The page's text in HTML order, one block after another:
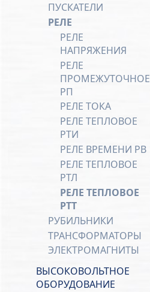
ПУСКАТЕЛИ
РЕЛЕ
РЕЛЕ
НАПРЯЖЕНИЯ
РЕЛЕ
ПРОМЕЖУТОЧНОЕ
РП
РЕЛЕ ТОКА
РЕЛЕ ТЕПЛОВОЕ
РТИ
РЕЛЕ ВРЕМЕНИ РВ
РЕЛЕ ТЕПЛОВОЕ
РТЛ
РЕЛЕ ТЕПЛОВОЕ
РТТ
РУБИЛЬНИКИ
ТРАНСФОРМАТОРЫ
ЭЛЕКТРОМАГНИТЫ
ВЫСОКОВОЛЬТНОЕ
ОБОРУДОВАНИЕ